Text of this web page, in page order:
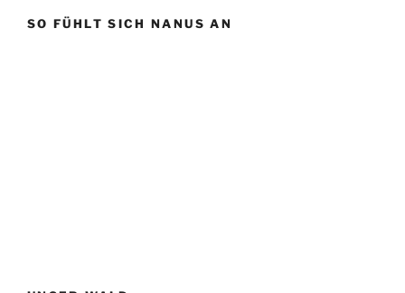
SO FÜHLT SICH NANUS AN